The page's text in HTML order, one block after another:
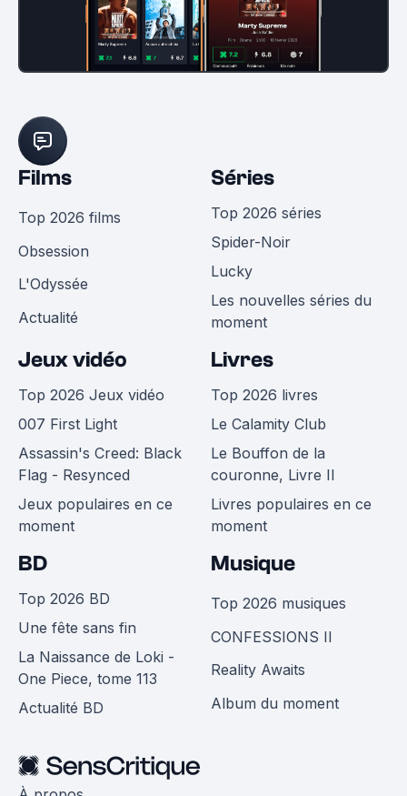
Films
Top 2026 films
Obsession
L'Odyssée
Actualité
Séries
Top 2026 séries
Spider-Noir
Lucky
Les nouvelles séries du
moment
Jeux vidéo
Top 2026 Jeux vidéo
007 First Light
Assassin's Creed: Black
Flag - Resynced
Jeux populaires en ce
moment
Livres
Top 2026 livres
Le Calamity Club
Le Bouffon de la
couronne, Livre II
Livres populaires en ce
moment
BD
Top 2026 BD
Une fête sans fin
La Naissance de Loki -
One Piece, tome 113
Actualité BD
Musique
Top 2026 musiques
CONFESSIONS II
Reality Awaits
Album du moment